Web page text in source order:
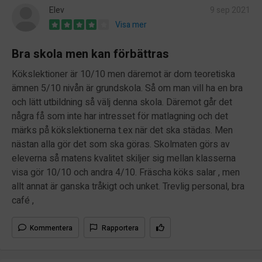
Elev
Visa mer
Bra skola men kan förbättras
Kökslektioner är 10/10 men däremot är dom teoretiska
ämnen 5/10 nivån är grundskola. Så om man vill ha en bra
och lätt utbildning så välj denna skola. Däremot går det
några få som inte har intresset för matlagning och det
märks på kökslektionerna t.ex när det ska städas. Men
nästan alla gör det som ska göras. Skolmaten görs av
eleverna så matens kvalitet skiljer sig mellan klasserna
visa gör 10/10 och andra 4/10. Fräscha köks salar , men
allt annat är ganska tråkigt och unket. Trevlig personal, bra
café ,
Kommentera Rapportera